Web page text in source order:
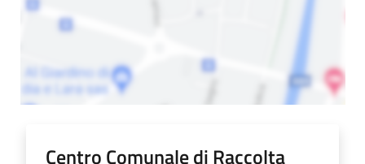
Centro Comunale di Raccolta